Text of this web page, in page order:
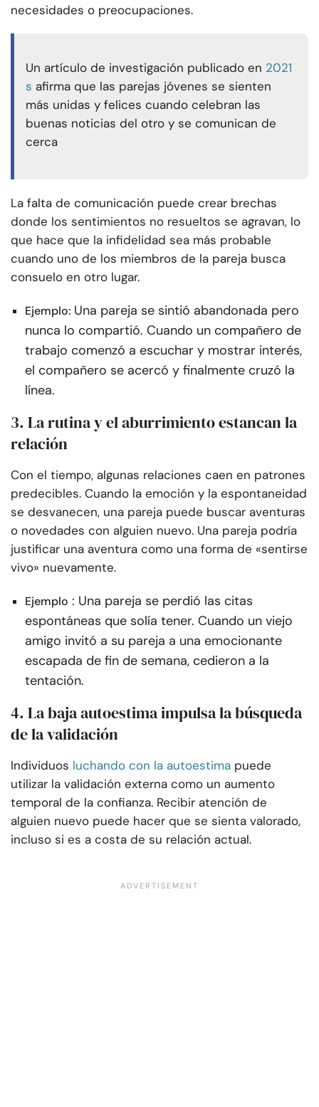
necesidades o preocupaciones.
Un artículo de investigación publicado en 2021
s afirma que las parejas jóvenes se sienten
más unidas y felices cuando celebran las
buenas noticias del otro y se comunican de
cerca
La falta de comunicación puede crear brechas
donde los sentimientos no resueltos se agravan, lo
que hace que la infidelidad sea más probable
cuando uno de los miembros de la pareja busca
consuelo en otro lugar.
Ejemplo: Una pareja se sintió abandonada pero
nunca lo compartió. Cuando un compañero de
trabajo comenzó a escuchar y mostrar interés,
el compañero se acercó y finalmente cruzó la
línea.
3. La rutina y el aburrimiento estancan la
relación
Con el tiempo, algunas relaciones caen en patrones
predecibles. Cuando la emoción y la espontaneidad
se desvanecen, una pareja puede buscar aventuras
o novedades con alguien nuevo. Una pareja podría
justificar una aventura como una forma de «sentirse
vivo» nuevamente.
Ejemplo : Una pareja se perdió las citas
espontáneas que solía tener. Cuando un viejo
amigo invitó a su pareja a una emocionante
escapada de fin de semana, cedieron a la
tentación.
4. La baja autoestima impulsa la búsqueda
de la validación
Individuos luchando con la autoestima puede
utilizar la validación externa como un aumento
temporal de la confianza. Recibir atención de
alguien nuevo puede hacer que se sienta valorado,
incluso si es a costa de su relación actual.